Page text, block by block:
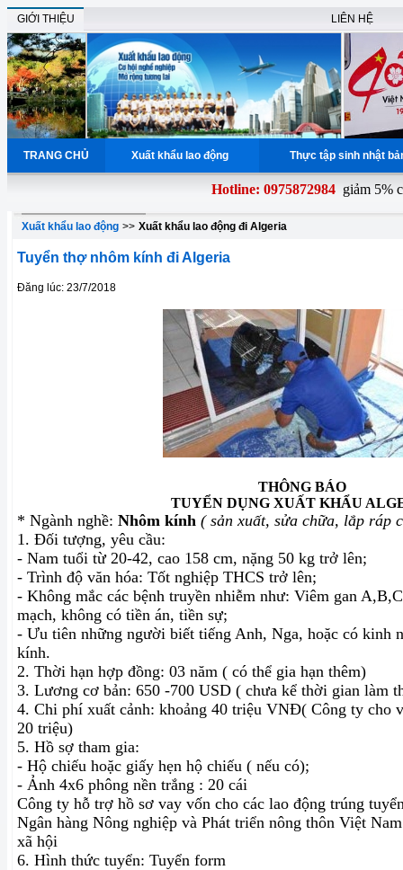
GIỚI THIỆU LIÊN HỆ
TRANG CHỦ Xuất khẩu lao động Thực tập sinh nhật
Hotline: 0975872984giảm 5%
Xuất khẩu lao động >> Xuất khẩu lao động đi Algeria
Tuyển thợ nhôm kính đi Algeria
Đăng lúc: 23/7/2018
THÔNG BÁO
TUYỂN DỤNG XUẤT KHẨU
* Ngành nghề: Nhôm kính ( sản xuất, sửa chữa, lắp ráp
1. Đối tượng, yêu cầu:
- Nam tuổi từ 20-42, cao 158 cm, nặng 50 kg trở lên;
- Trình độ văn hóa: Tốt nghiệp THCS trở lên;
- Không mắc các bệnh truyền nhiễm như: Viêm gan
mạch, không có tiền án, tiền sự;
- Ưu tiên những người biết tiếng Anh, Nga, hoặc có kinh
kính.
2. Thời hạn hợp đồng: 03 năm ( có thể gia hạn thêm)
3. Lương cơ bản: 650 -700 USD ( chưa kể thời gian làm
4. Chi phí xuất cảnh: khoảng 40 triệu VNĐ( Công ty cho
20 triệu)
5. Hồ sợ tham gia:
- Hộ chiếu hoặc giấy hẹn hộ chiếu ( nếu có);
- Ảnh 4x6 phông nền trắng : 20 cái
Công ty hỗ trợ hồ sơ vay vốn cho các lao động trúng
Ngân hàng Nông nghiệp và Phát triển nông thôn Việt
xã hội
6. Hình thức tuyển: Tuyển form